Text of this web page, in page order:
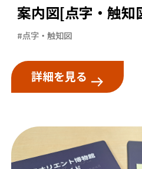
案内図[点字・触知
#点字・触知図
詳細を見る